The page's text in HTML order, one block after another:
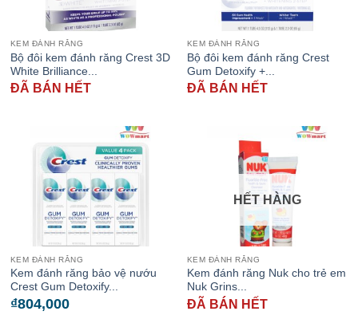
KEM ĐÁNH RĂNG
Bộ đôi kem đánh răng Crest 3D
White Brilliance...
ĐÃ BÁN HẾT
KEM ĐÁNH RĂNG
Bộ đôi kem đánh răng Crest
Gum Detoxify +...
ĐÃ BÁN HẾT
KEM ĐÁNH RĂNG
Kem đánh răng bảo vệ nướu
Crest Gum Detoxify...
₫804,000
HẾT HÀNG
KEM ĐÁNH RĂNG
Kem đánh răng Nuk cho trẻ em
Nuk Grins...
ĐÃ BÁN HẾT